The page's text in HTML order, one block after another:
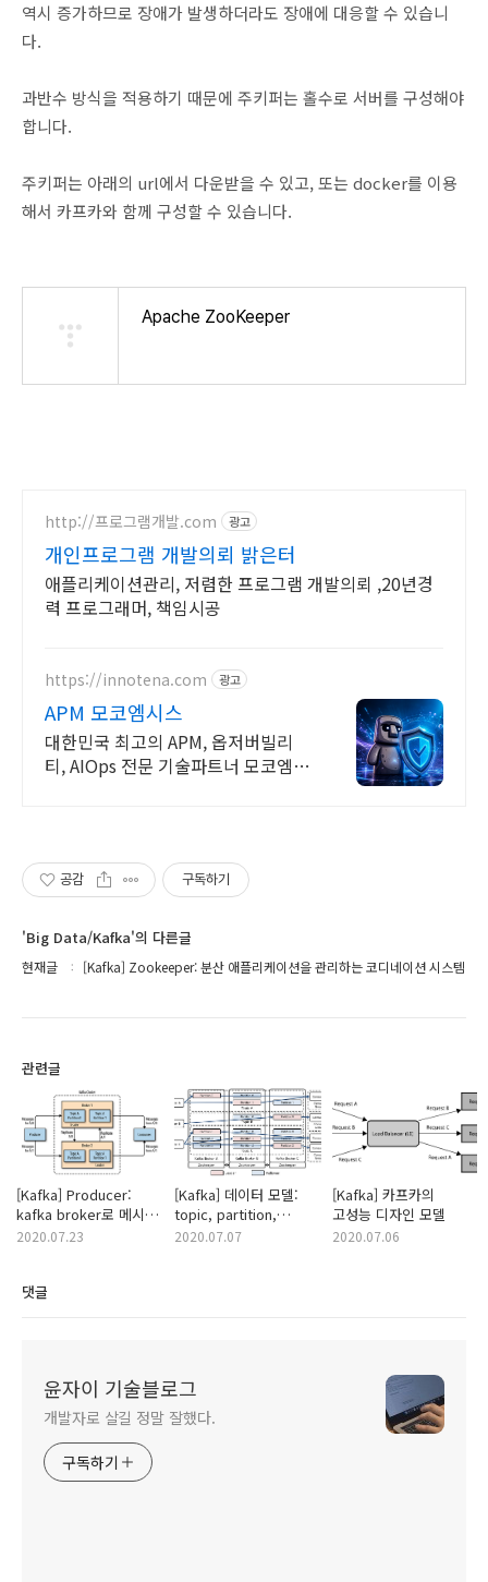
역시 증가하므로 장애가 발생하더라도 장애에 대응할 수 있습니
다.
과반수 방식을 적용하기 때문에 주키퍼는 홀수로 서버를 구성해야
합니다.
주키퍼는 아래의 url에서 다운받을 수 있고, 또는 docker를 이용
해서 카프카와 함께 구성할 수 있습니다.
Apache ZooKeeper
http://프로그램개발.com 광고
개인프로그램 개발의뢰 밝은터
애플리케이션관리, 저렴한 프로그램 개발의뢰 ,20년경
력 프로그래머, 책임시공
https://innotena.com 광고
APM 모코엠시스
대한민국 최고의 APM, 옵저버빌리
티, AIOps 전문 기술파트너 모코엠시
공감 구독하기
'Big Data/Kafka'의 다른글
현재글 [Kafka] Zookeeper: 분산 애플리케이션을 관리하는 코디네이션 시스템
관련글
[Kafka] Producer:
kafka broker로 메시지
보내기(sync, async)
2020.07.23
[Kafka] 데이터 모델:
topic, partition,
replication
2020.07.07
[Kafka] 카프카의
고성능 디자인 모델
2020.07.06
댓글
윤자이 기술블로그
개발자로 살길 정말 잘했다.
구독하기